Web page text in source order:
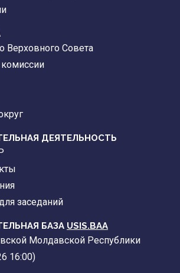
Верховного Совета
ДЕЯТЕЛЬНОСТЬ
заседаний
БАЗА USIS.BAA
Молдавской Республики
16:00)